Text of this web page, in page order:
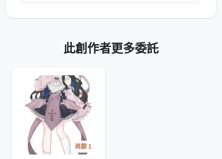
此創作者更多委託
尚餘 1